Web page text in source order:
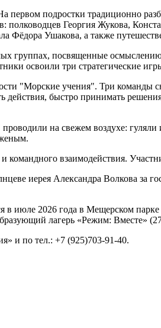
первом подростки традиционно
Георгия Жукова,
Фёдора Ушакова, а также
группах, посвященные
освоили три стратегические
"Морские учения". Три команды
быстро принимать
на свежем воздухе:
взаимодействия.
иерея Александра Волкова за
июле 2026 года в Мещерском
лагерь «Режим: Вместе»
и по тел.: +7 (925)703-91-40.